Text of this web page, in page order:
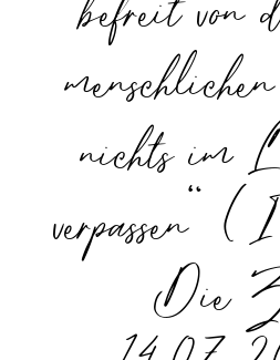
nichts im
verpassen“
Die